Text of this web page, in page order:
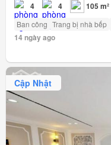
4 4 105 m²
Ban công Trang bị nhà bếp
14 ngày ago
Cập Nhật